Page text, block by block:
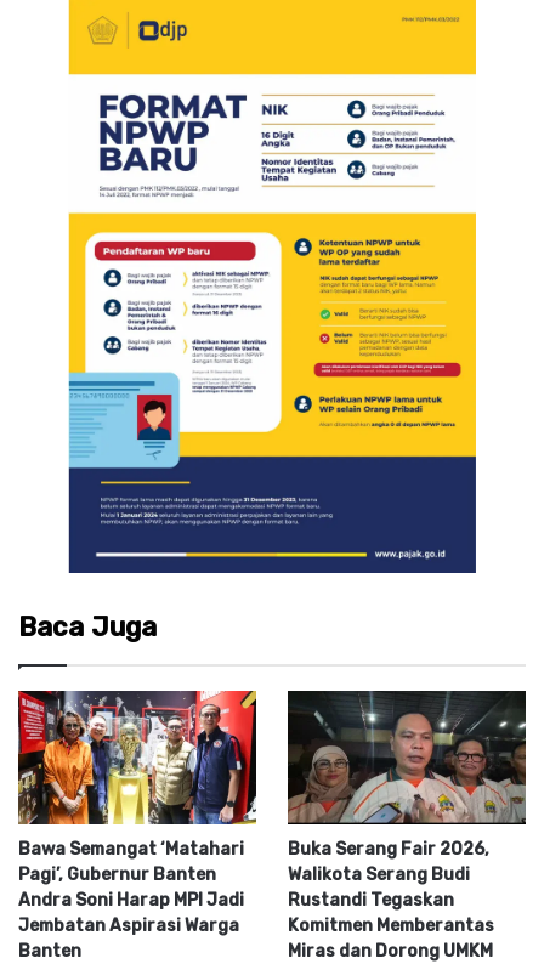
Baca Juga
Bawa Semangat ‘Matahari
Pagi’, Gubernur Banten
Andra Soni Harap MPI Jadi
Jembatan Aspirasi Warga
Banten
Buka Serang Fair 2026,
Walikota Serang Budi
Rustandi Tegaskan
Komitmen Memberantas
Miras dan Dorong UMKM